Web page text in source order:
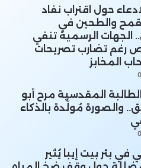
حول اقتراب نفاد
والطحين في
الجهات الرسمية تنفي
رغم تضارب تصريحات
المخابز
المقدسية مرح أبو
والصورة مُولَّدة بالذكاء
بئر بيت إيبا يُثير